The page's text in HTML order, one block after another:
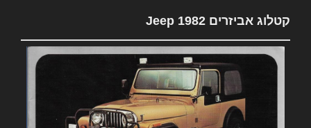
קטלוג אביזרים 1982 Jeep